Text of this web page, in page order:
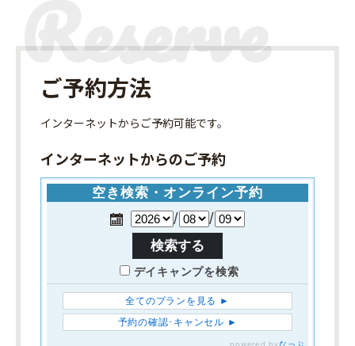
ご予約方法
インターネットからご予約可能です。
インターネットからのご予約